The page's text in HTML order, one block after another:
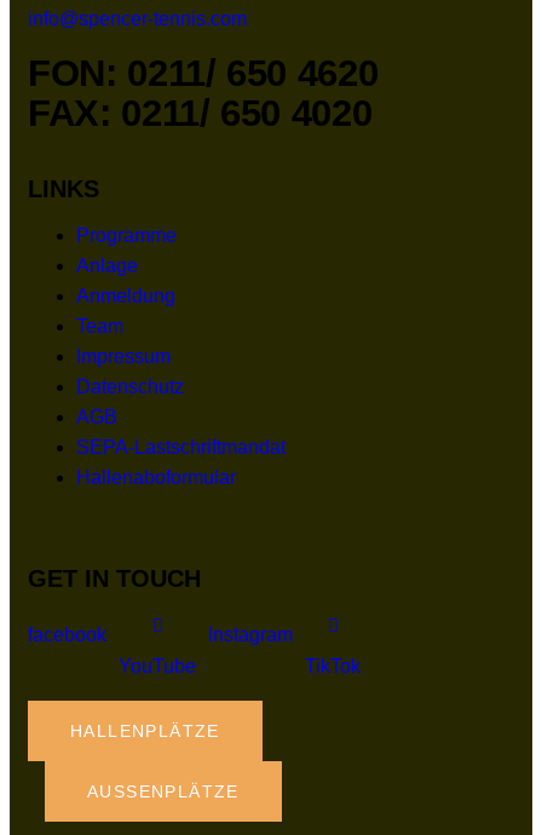
info@spencer-tennis.com
FON: 0211/ 650 4620
FAX: 0211/ 650 4020
LINKS
Programme
Anlage
Anmeldung
Team
Impressum
Datenschutz
AGB
SEPA-Lastschriftmandat
Hallenaboformular
GET IN TOUCH
facebook
YouTube
Instagram
TikTok
HALLENPLÄTZE
AUSSENPLÄTZE